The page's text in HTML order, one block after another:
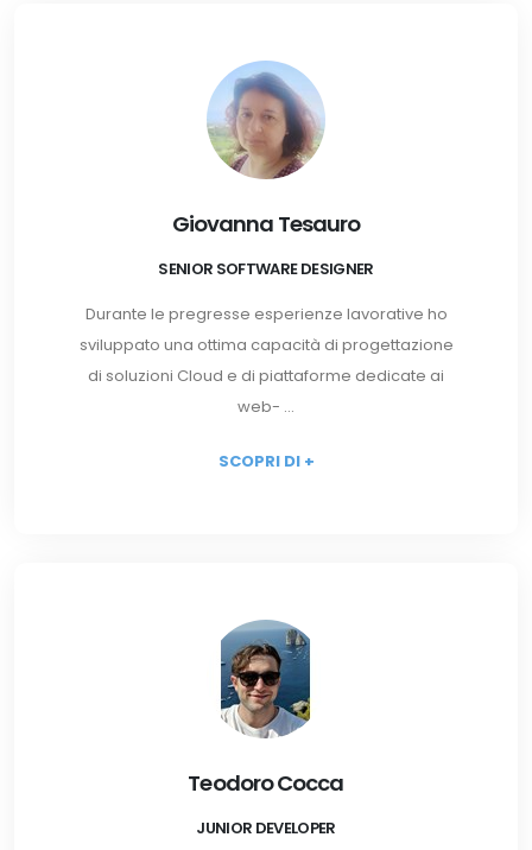
Giovanna Tesauro
SENIOR SOFTWARE DESIGNER
Durante le pregresse esperienze lavorative ho
sviluppato una ottima capacità di progettazione
di soluzioni Cloud e di piattaforme dedicate ai
web- ...
SCOPRI DI +
Teodoro Cocca
JUNIOR DEVELOPER